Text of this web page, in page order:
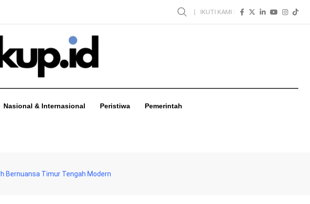
IKUTI KAMI :
Nasional & Internasional Peristiwa Pemerintah
Bernuansa Timur Tengah Modern